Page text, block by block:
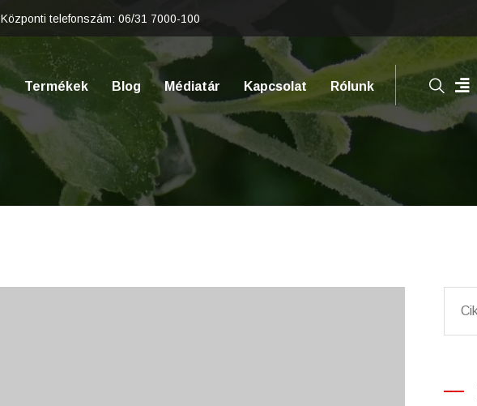
Központi telefonszám: 06/31 7000-100
Termékek Blog Médiatár Kapcsolat Rólunk